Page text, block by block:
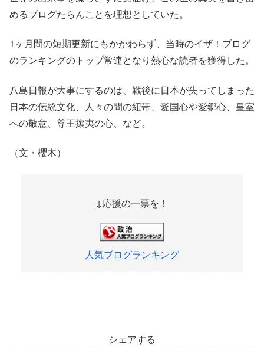
めるブログたらんことを理想としていた。
1ヶ月間の短期更新にもかかわらず、当時のイザ！ブログ
のランキングのトップ常連となり熱心な読者を獲得した。
八島日報が大事にするのは、戦後に日本が失ってしまった
日本の伝統文化、人々の間の紐帯、愛国心や愛郷心、皇室
への敬意、尊王攘夷の心、など。
（文・櫻木）
↓応援の一票を！
人気ブログランキング
シェアする